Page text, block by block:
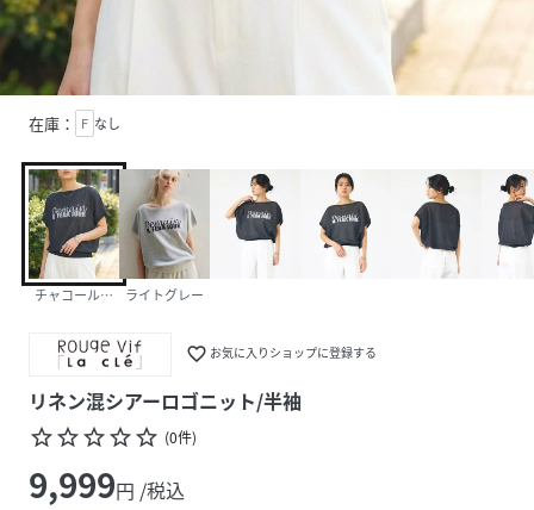
在庫： F なし
チャコールグレーライトグレー
favorite_border お気に入りショップに登録する
リネン混シアーロゴニット/半袖
star_borderstar_borderstar_borderstar_borderstar_border (0件)
9,999円 /税込